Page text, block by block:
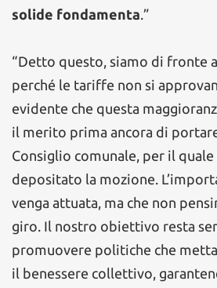
solide fondamenta.”
“Detto questo, siamo di fronte
perché le tariffe non si
evidente che questa
il merito prima ancora di
Consiglio comunale, per il
depositato la mozione.
venga attuata, ma che non
giro. Il nostro obiettivo resta
promuovere politiche che
il benessere collettivo,